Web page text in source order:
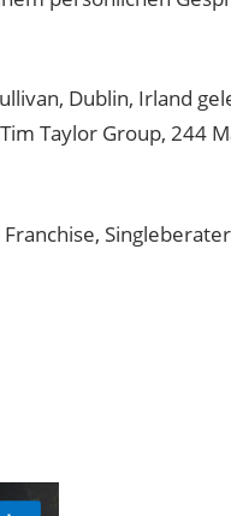
Dublin, Irland
Taylor Group, 244